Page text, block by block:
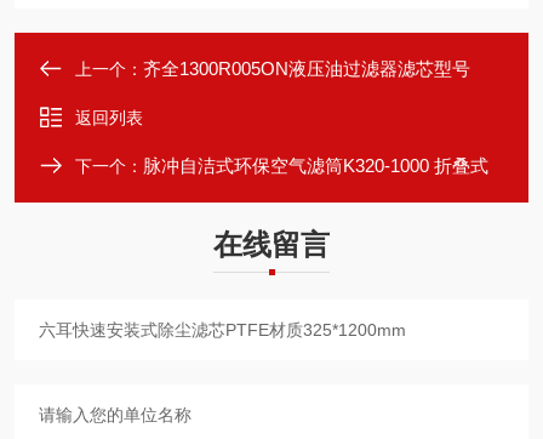
上一个： 齐全1300R005ON液压油过滤器滤芯型号
返回列表
下一个： 脉冲自洁式环保空气滤筒K320-1000 折叠式
在线留言